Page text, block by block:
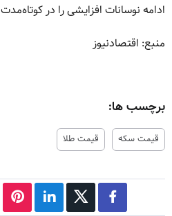
ادامه نوسانات افزایشی را در
منبع: اقتصادنیوز
برچسب ها:
قیمت سکه قیمت طلا